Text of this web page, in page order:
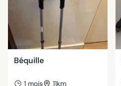
Béquille
1 mois 11km